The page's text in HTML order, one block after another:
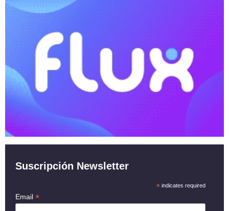
Suscripción Newsletter
* indicates required
Email *